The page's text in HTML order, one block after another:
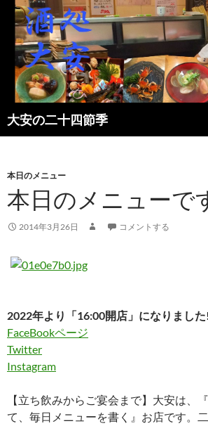
大安の二十四節季
検
索
ン
へ
キ
プ
本日のメニュー
本日のメニューで
2014年3月26日 コメントする
2022年より「16:00開店」になりまし
FaceBookページ
Twitter
Instagram
【立ち飲みからご宴会まで】大安は、
て、毎日メニューを書く』お店です。